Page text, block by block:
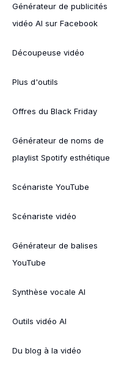
Générateur de publicités
vidéo AI sur Facebook
Découpeuse vidéo
Plus d'outils
Offres du Black Friday
Générateur de noms de
playlist Spotify esthétique
Scénariste YouTube
Scénariste vidéo
Générateur de balises
YouTube
Synthèse vocale AI
Outils vidéo AI
Du blog à la vidéo